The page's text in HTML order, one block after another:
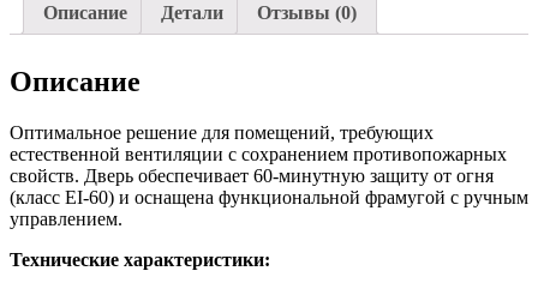
Описание Детали Отзывы (0)
Описание
Оптимальное решение для помещений, требующих
естественной вентиляции с сохранением противопожарных
свойств. Дверь обеспечивает 60-минутную защиту от огня
(класс EI-60) и оснащена функциональной фрамугой с ручным
управлением.
Технические характеристики: